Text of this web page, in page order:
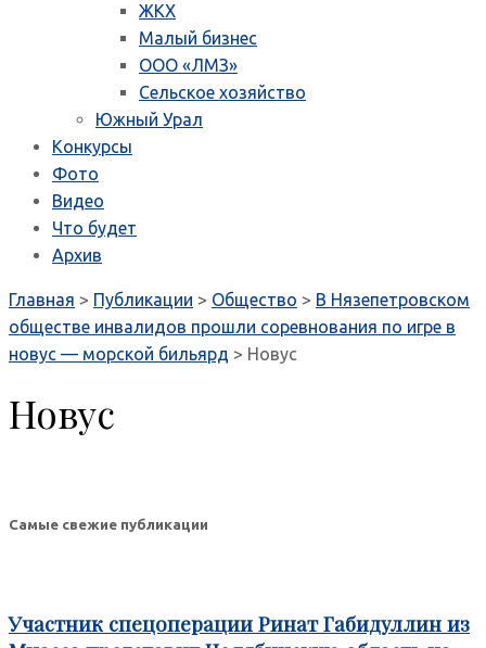
ЖКХ
Малый бизнес
ООО «ЛМЗ»
Сельское хозяйство
Южный Урал
Конкурсы
Фото
Видео
Что будет
Архив
Главная > Публикации > Общество > В Нязепетровском
обществе инвалидов прошли соревнования по игре в
новус — морской бильярд > Новус
Новус
Самые свежие публикации
Участник спецоперации Ринат Габидуллин из